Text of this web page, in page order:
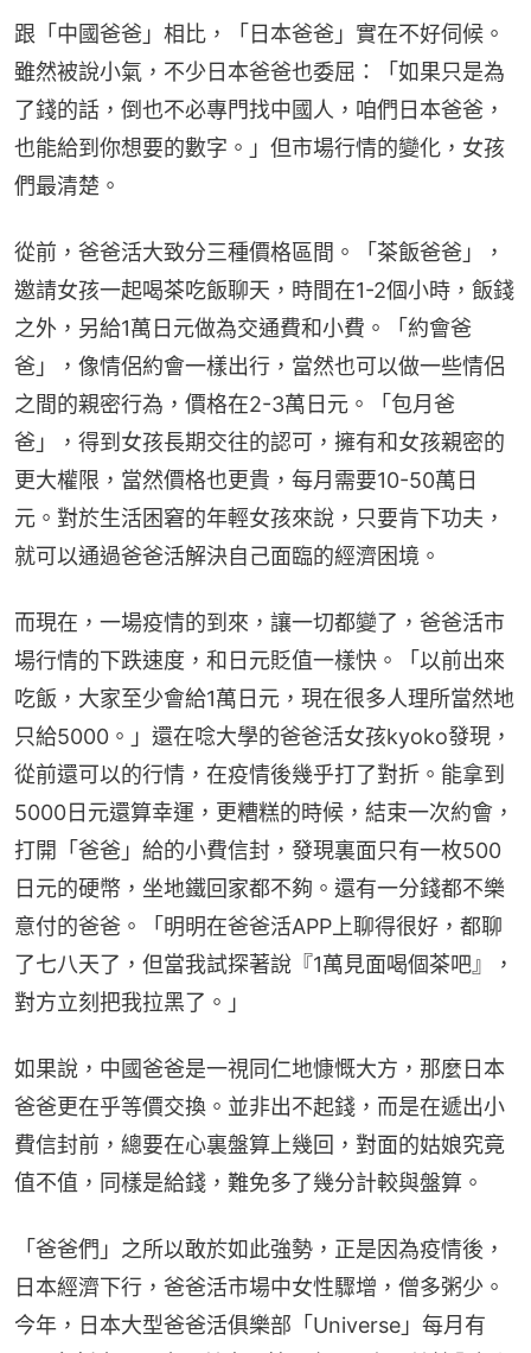
跟「中國爸爸」相比，「日本爸爸」實在不好伺候。
雖然被說小氣，不少日本爸爸也委屈：「如果只是為
了錢的話，倒也不必專門找中國人，咱們日本爸爸，
也能給到你想要的數字。」但市場行情的變化，女孩
們最清楚。
從前，爸爸活大致分三種價格區間。「茶飯爸爸」，
邀請女孩一起喝茶吃飯聊天，時間在1-2個小時，飯錢
之外，另給1萬日元做為交通費和小費。「約會爸
爸」，像情侶約會一樣出行，當然也可以做一些情侶
之間的親密行為，價格在2-3萬日元。「包月爸
爸」，得到女孩長期交往的認可，擁有和女孩親密的
更大權限，當然價格也更貴，每月需要10-50萬日
元。對於生活困窘的年輕女孩來說，只要肯下功夫，
就可以通過爸爸活解決自己面臨的經濟困境。
而現在，一場疫情的到來，讓一切都變了，爸爸活市
場行情的下跌速度，和日元貶值一樣快。「以前出來
吃飯，大家至少會給1萬日元，現在很多人理所當然地
只給5000。」還在唸大學的爸爸活女孩kyoko發現，
從前還可以的行情，在疫情後幾乎打了對折。能拿到
5000日元還算幸運，更糟糕的時候，結束一次約會，
打開「爸爸」給的小費信封，發現裏面只有一枚500
日元的硬幣，坐地鐵回家都不夠。還有一分錢都不樂
意付的爸爸。「明明在爸爸活APP上聊得很好，都聊
了七八天了，但當我試探著說『1萬見面喝個茶吧』，
對方立刻把我拉黑了。」
如果說，中國爸爸是一視同仁地慷慨大方，那麼日本
爸爸更在乎等價交換。並非出不起錢，而是在遞出小
費信封前，總要在心裏盤算上幾回，對面的姑娘究竟
值不值，同樣是給錢，難免多了幾分計較與盤算。
「爸爸們」之所以敢於如此強勢，正是因為疫情後，
日本經濟下行，爸爸活市場中女性驟增，僧多粥少。
今年，日本大型爸爸活俱樂部「Universe」每月有